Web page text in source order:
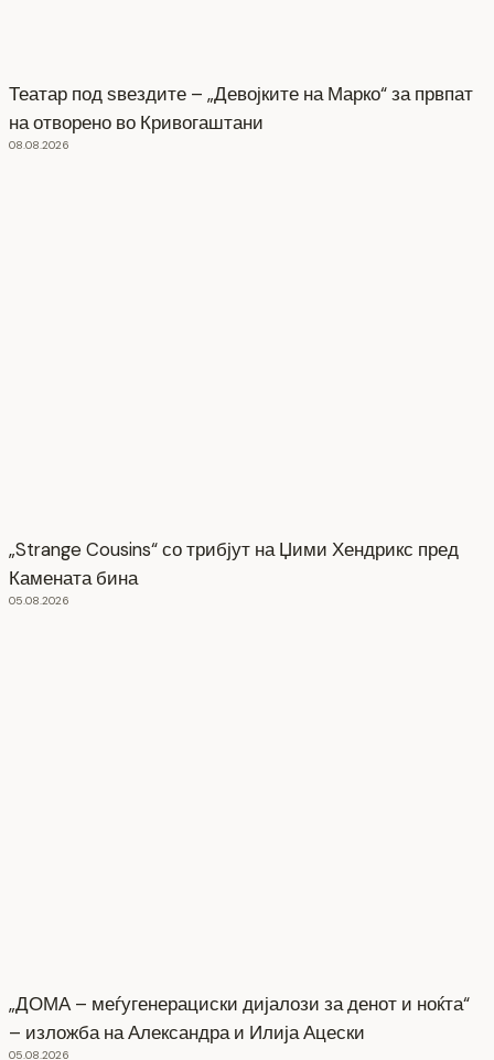
Театар под ѕвездите – „Девојките на Марко“ за првпат
на отворено во Кривогаштани
08.08.2026
„Strange Cousins“ со трибјут на Џими Хендрикс пред
Камената бина
05.08.2026
„ДОМА – меѓугенерациски дијалози за денот и ноќта“
– изложба на Александра и Илија Ацески
05.08.2026